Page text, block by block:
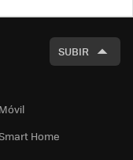
SUBIR
Home